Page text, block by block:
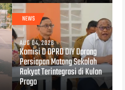
NEWS
AUG 04, 2026
Komisi D DPRD DIY Dorong
Persiapan Matang Sekolah
Rakyat Terintegrasi di Kulon
Progo